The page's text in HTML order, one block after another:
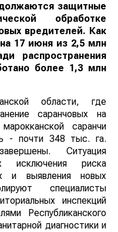
защитные
обработке
вредителей. Как
17 июня из 2,5 млн
распространения
более 1,3 млн
области, где
саранчовых на
саранчи
- почти 348 тыс. га.
Ситуация
риска
и выявления новых
специалисты
инспекций
Республиканского
диагностики и